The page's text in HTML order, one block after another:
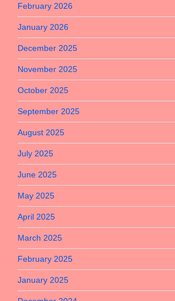
February 2026
January 2026
December 2025
November 2025
October 2025
September 2025
August 2025
July 2025
June 2025
May 2025
April 2025
March 2025
February 2025
January 2025